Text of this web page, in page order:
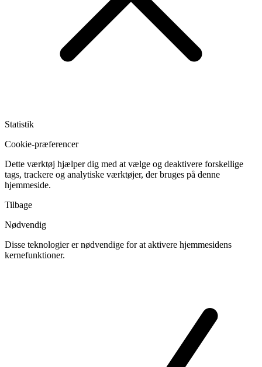
Statistik
Cookie-præferencer
Dette værktøj hjælper dig med at vælge og deaktivere forskellige
tags, trackere og analytiske værktøjer, der bruges på denne
hjemmeside.
Tilbage
Nødvendig
Disse teknologier er nødvendige for at aktivere hjemmesidens
kernefunktioner.